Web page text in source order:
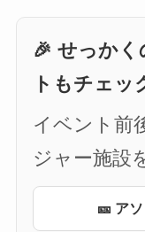
🎉 せっか
トもチェッ
イベント前
ジャー施設
🎫 ア